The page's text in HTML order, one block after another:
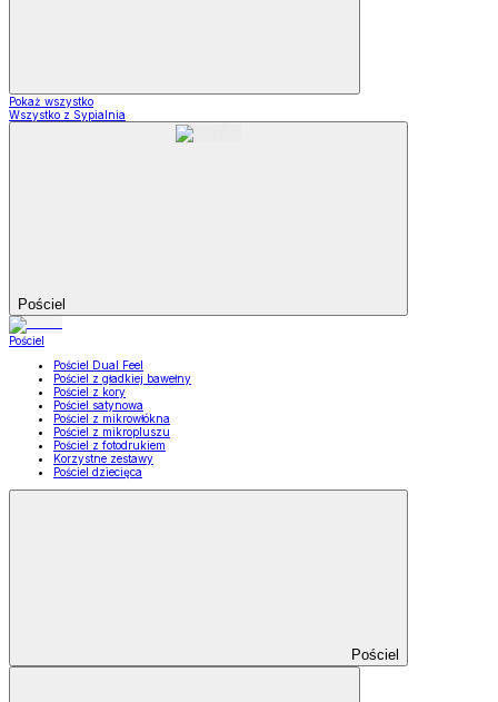
Pokaż wszystko
Wszystko z Sypialnia
Pościel
Pościel
Pościel Dual Feel
Pościel z gładkiej bawełny
Pościel z kory
Pościel satynowa
Pościel z mikrowłókna
Pościel z mikropluszu
Pościel z fotodrukiem
Korzystne zestawy
Pościel dziecięca
Pościel